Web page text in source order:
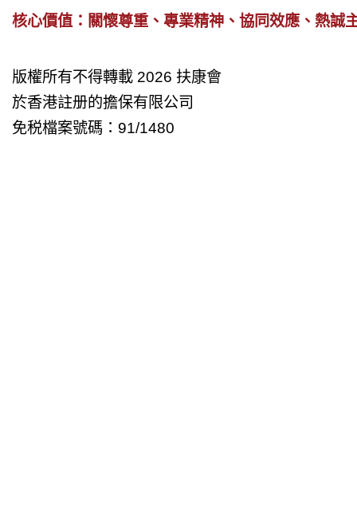
核心價值：關懷尊重、專業精神、協同效應、熱誠
版權所有不得轉載 2026 扶康會
於香港註册的擔保有限公司
免税檔案號碼：91/1480